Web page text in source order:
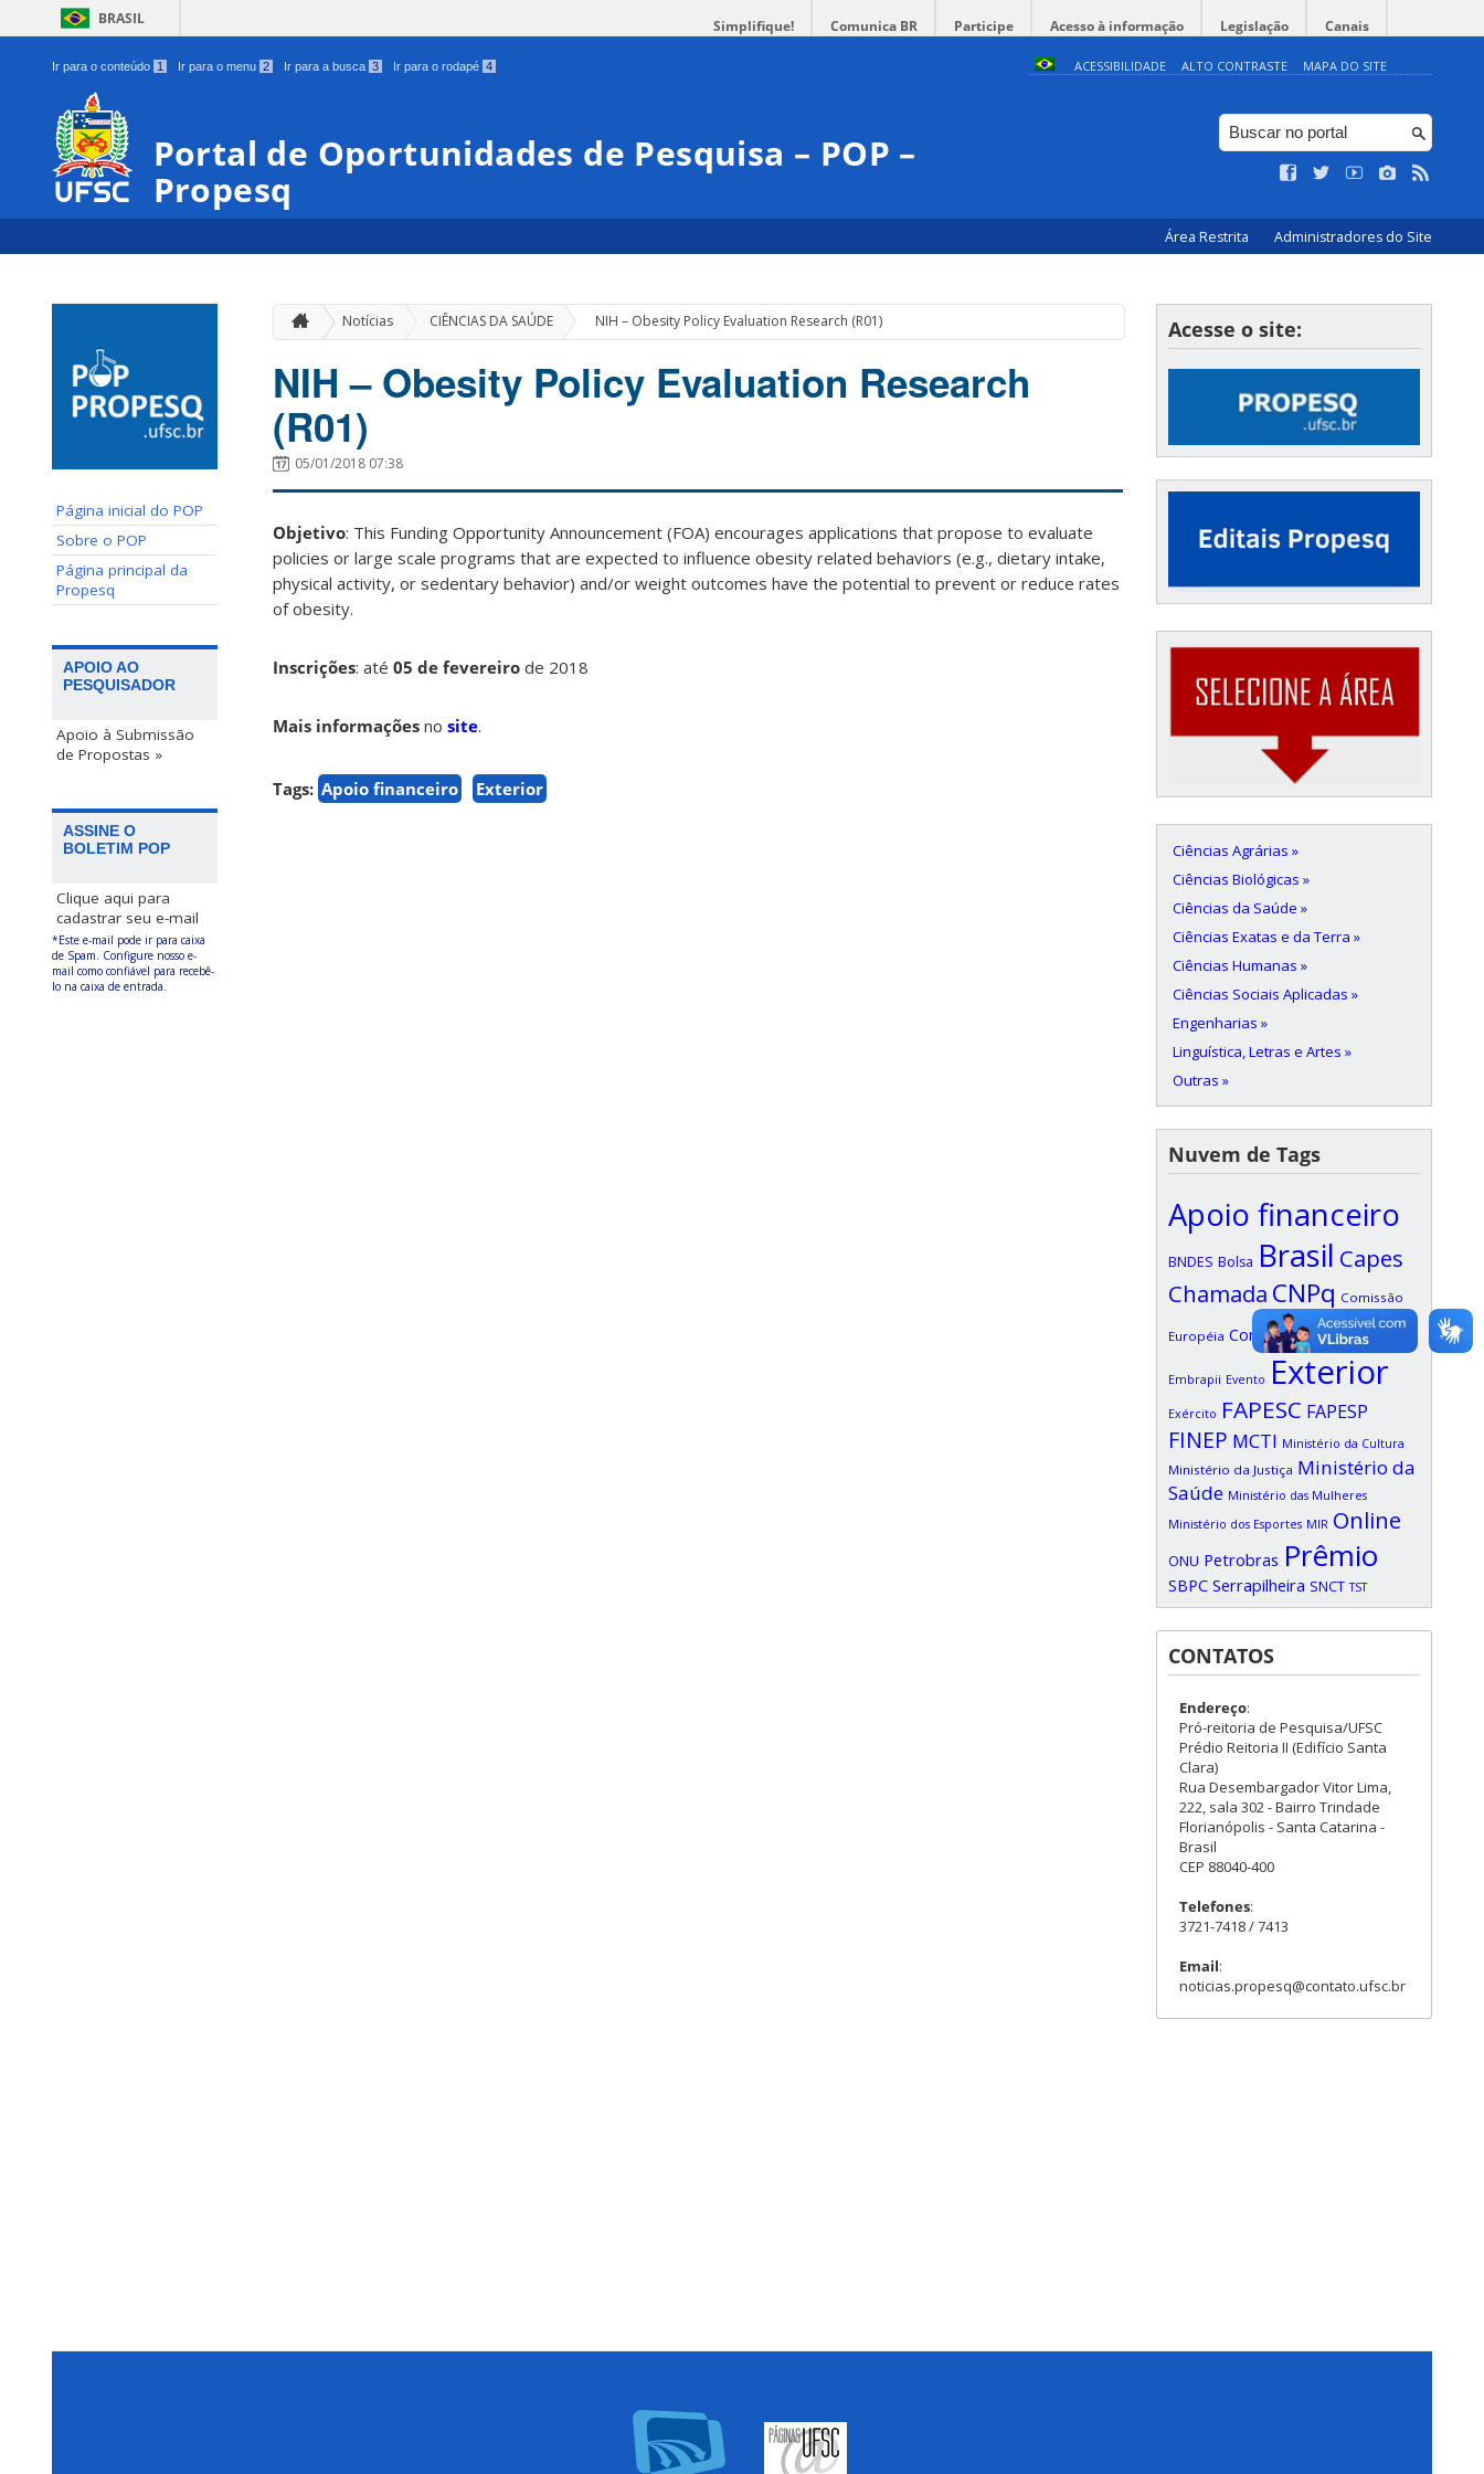
BRASIL Simplifique! Comunica BR Participe Acesso à informação Legislação Canais
Ir para o conteúdo 1 Ir para o menu 2 Ir para a busca 3 Ir para o rodapé 4 ACESSIBILIDADE ALTO CONTRASTE MAPA DO SITE
Portal de Oportunidades de Pesquisa – POP –
Propesq
Área Restrita Administradores do Site
Página inicial do POP
Sobre o POP
Página principal da
Propesq
APOIO AO
PESQUISADOR
Apoio à Submissão
de Propostas »
ASSINE O
BOLETIM POP
Clique aqui para
cadastrar seu e-mail
*Este e-mail pode ir para caixa
de Spam. Configure nosso e-
mail como confiável para recebê-
lo na caixa de entrada.
Notícias CIÊNCIAS DA SAÚDE » NIH – Obesity Policy Evaluation Research (R01)
NIH – Obesity Policy Evaluation Research
(R01)
05/01/2018 07:38
Objetivo: This Funding Opportunity Announcement (FOA) encourages applications that propose to evaluate
policies or large scale programs that are expected to influence obesity related behaviors (e.g., dietary intake,
physical activity, or sedentary behavior) and/or weight outcomes have the potential to prevent or reduce rates
of obesity.
Inscrições: até 05 de fevereiro de 2018
Mais informações no site.
Tags: Apoio financeiro Exterior
Acesse o site:
Ciências Agrárias »
Ciências Biológicas »
Ciências da Saúde »
Ciências Exatas e da Terra »
Ciências Humanas »
Ciências Sociais Aplicadas »
Engenharias »
Linguística, Letras e Artes »
Outras »
Nuvem de Tags
Apoio financeiro
BNDES Bolsa Brasil Capes
Chamada CNPq Comissão
Européia Confap Edital EDUFI
Embrapii Evento Exterior
Exército FAPESC FAPESP
FINEP MCTI Ministério da Cultura
Ministério da Justiça Ministério da
Saúde Ministério das Mulheres
Ministério dos Esportes MIR Online
ONU Petrobras Prêmio
SBPC Serrapilheira SNCT TST
CONTATOS
Endereço:
Pró-reitoria de Pesquisa/UFSC
Prédio Reitoria II (Edifício Santa
Clara)
Rua Desembargador Vitor Lima,
222, sala 302 - Bairro Trindade
Florianópolis - Santa Catarina -
Brasil
CEP 88040-400
Telefones:
3721-7418 / 7413
Email:
noticias.propesq@contato.ufsc.br